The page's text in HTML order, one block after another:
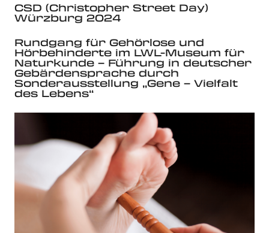
CSD (Christopher Street Day)
Würzburg 2024
Rundgang für Gehörlose und
Hörbehinderte im LWL-Museum für
Naturkunde – Führung in deutscher
Gebärdensprache durch
Sonderausstellung „Gene – Vielfalt
des Lebens“